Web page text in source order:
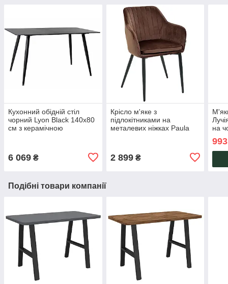
Кухонний обідній стіл
чорний Lyon Black 140х80
см з керамічною
6 069 ₴
Крісло м'яке з
підлокітниками на
металевих ніжках Paula
2 899₴
на
Подібні товари компанії